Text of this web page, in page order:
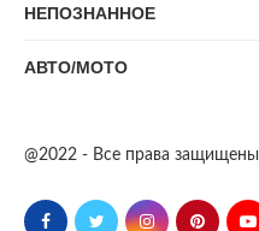
НЕПОЗНАННОЕ
АВТО/МОТО
@2022 - Все права защищены